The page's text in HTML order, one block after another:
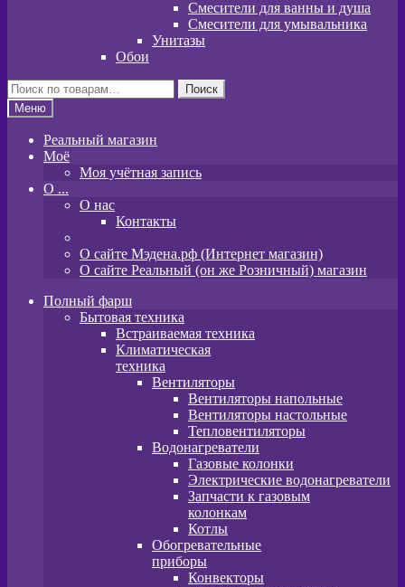
Смесители для ванны и душа
Смесители для умывальника
Унитазы
Обои
Искать:
Поиск
Меню
Реальный магазин
Моё
Моя учётная запись
O ...
О нас
Контакты
О сайте Мэдена.рф (Интернет магазин)
О сайте Реальный (он же Розничный) магазин
Полный фарш
Бытовая техника
Встраиваемая техника
Климатическая
техника
Вентиляторы
Вентиляторы напольные
Вентиляторы настольные
Тепловентиляторы
Водонагреватели
Газовые колонки
Электрические водонагреватели
Запчасти к газовым
колонкам
Котлы
Обогревательные
приборы
Конвекторы